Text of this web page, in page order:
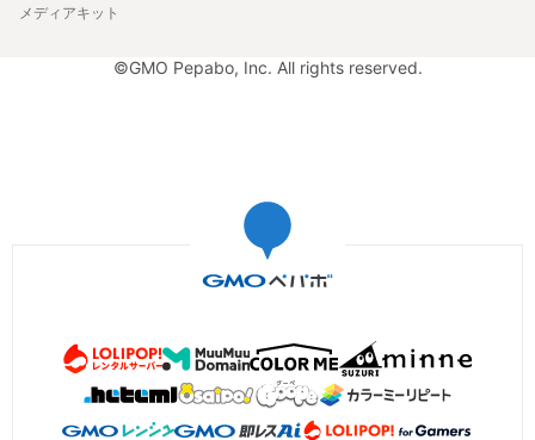
メディアキット
©GMO Pepabo, Inc. All rights reserved.